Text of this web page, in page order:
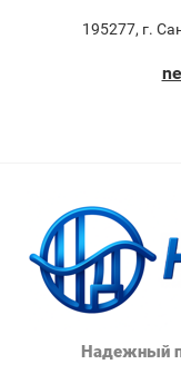
195277, г.
Надежный